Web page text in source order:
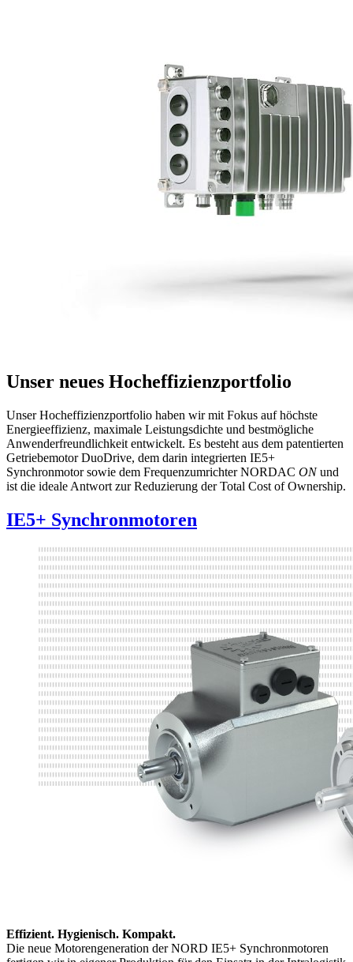
Unser neues Hocheffizienzportfolio
Unser Hocheffizienzportfolio haben wir mit Fokus auf höchste
Energieeffizienz, maximale Leistungsdichte und bestmögliche
Anwenderfreundlichkeit entwickelt. Es besteht aus dem patentierten
Getriebemotor DuoDrive, dem darin integrierten IE5+
Synchronmotor sowie dem Frequenzumrichter NORDAC ONund
ist die ideale Antwort zur Reduzierung der Total Cost of Ownership.
IE5+ Synchronmotoren
Effizient. Hygienisch. Kompakt.
Die neue Motorengeneration der NORD IE5+ Synchronmotoren